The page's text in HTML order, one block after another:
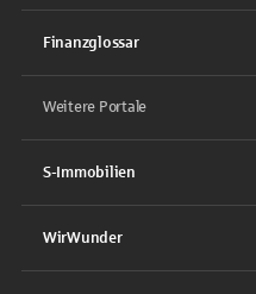
Finanzglossar
Weitere Portale
S-Immobilien
WirWunder